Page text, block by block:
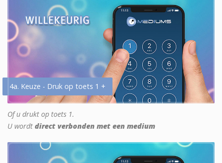
4a. Keuze - Druk op toets 1 +
Of u drukt op toets 1.
U wordt direct verbonden met een medium